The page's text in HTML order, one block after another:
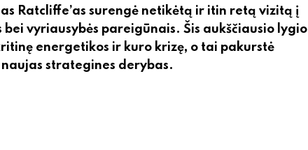
Ratcliffe’as surengė netikėtą ir itin retą vizitą į
vyriausybės pareigūnais. Šis aukščiausio lygio
energetikos ir kuro krizę, o tai pakurstė
strategines derybas.